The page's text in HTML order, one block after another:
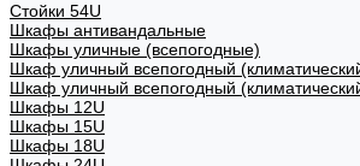
Стойки 54U
Шкафы антивандальные
Шкафы уличные (всепогодные)
Шкаф уличный всепогодный
Шкаф уличный всепогодный
Шкафы 12U
Шкафы 15U
Шкафы 18U